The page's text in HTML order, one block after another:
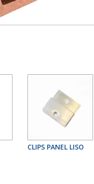
CLIPS PANEL LISO